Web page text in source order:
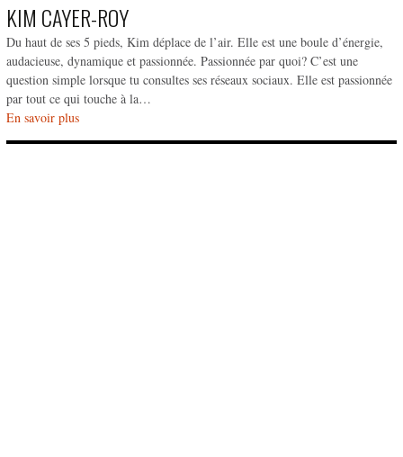
KIM CAYER-ROY
Du haut de ses 5 pieds, Kim déplace de l’air. Elle est une boule d’énergie,
audacieuse, dynamique et passionnée. Passionnée par quoi? C’est une
question simple lorsque tu consultes ses réseaux sociaux. Elle est passionnée
par tout ce qui touche à la…
En savoir plus